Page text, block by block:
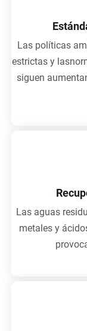
Las políticas
estrictas y
siguen
Las aguas
metales y